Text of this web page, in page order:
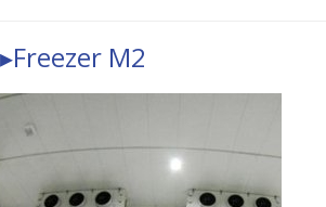
▸Freezer M2